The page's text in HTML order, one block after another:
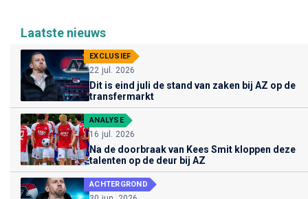
Laatste nieuws
EXCLUSIEF
22 jul. 2026
Dit is eind juli de stand van zaken bij AZ op de
transfermarkt
ANALYSE
16 jul. 2026
Na de doorbraak van Kees Smit kloppen deze
talenten op de deur bij AZ
ACHTERGROND